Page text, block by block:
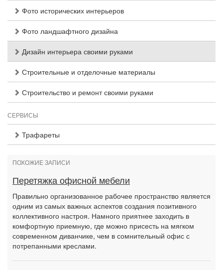
Фото исторических интерьеров
Фото ландшафтного дизайна
Дизайн интерьера своими руками
Строительные и отделочные материалы
Строительство и ремонт своими руками
СЕРВИСЫ
Трафареты
ПОХОЖИЕ ЗАПИСИ
Перетяжка офисной мебели
Правильно организованное рабочее пространство является
одним из самых важных аспектов создания позитивного
коллективного настроя. Намного приятнее заходить в
комфортную приемную, где можно присесть на мягком
современном диванчике, чем в сомнительный офис с
потрепанными креслами.